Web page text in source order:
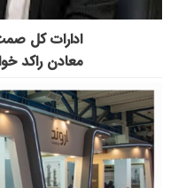
ادارات کل صمت
معادن راکد